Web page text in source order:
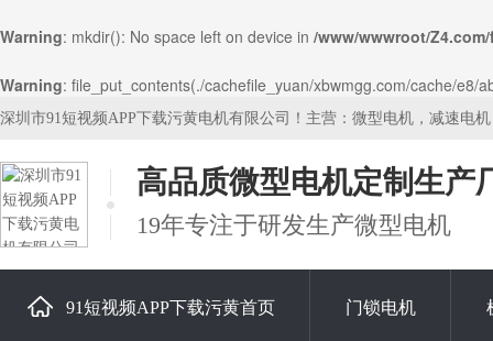
Warning: mkdir(): No space left on device in /www/wwwroot/
Warning: file_put_contents(./cachefile_yuan/xbwmgg.com/cache/
深圳市91短视频APP下载污黄电机有限公司！主营：微型电机，减速电
高品质微型电机定制生产
19年专注于研发生产微型电机
91短视频APP下载污黄首页 门锁电机